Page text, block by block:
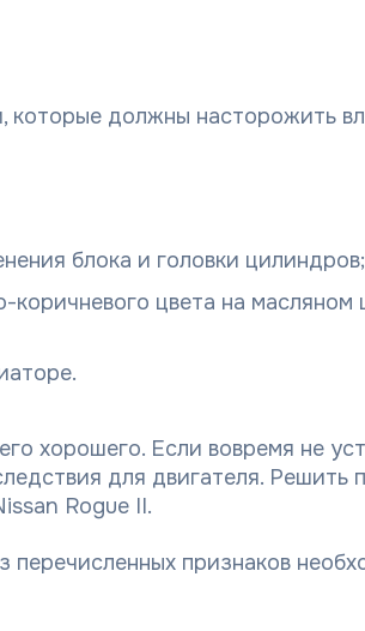
которые должны насторожить
блока и головки цилиндров;
цвета на масляном
хорошего. Если вовремя не
для двигателя. Решить
Rogue II.
перечисленных признаков